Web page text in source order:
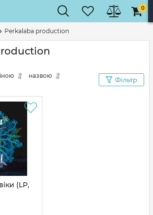
0
Perkalaba production
назвою
Фільтр
(LP,